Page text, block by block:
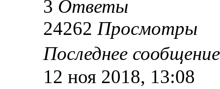
3 Ответы
24262 Просмотры
Последнее
12 ноя 2018, 13:08